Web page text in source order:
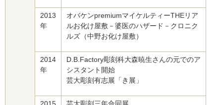
2013
年
オバケンpremiumマイケルティーTHEリア
ルお化け屋敷－婆医のハザード－クロニク
ルズ（中野お化け屋敷）
2014
年
D.B.Factory彫刻科大森暁生さんの元でのア
シスタント開始
芸大彫刻有志展「き展」
2015
芸大彫刻三年合同展